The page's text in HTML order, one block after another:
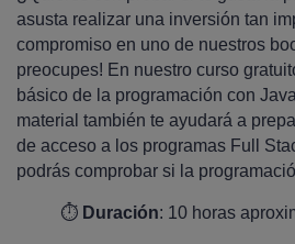
asusta realizar una inversión tan
compromiso en uno de nuestros
preocupes! En nuestro curso
básico de la programación con
material también te ayudará a
de acceso a los programas Full
podrás comprobar si la
⏱️ Duración: 10 horas